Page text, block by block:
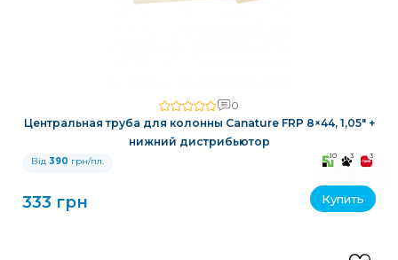
0
Центральная труба для колонны Canature FRP 8×44, 1,05″ +
нижний дистрибьютор
Від 390 грн/пл. 10 3 3
333 грн Купить